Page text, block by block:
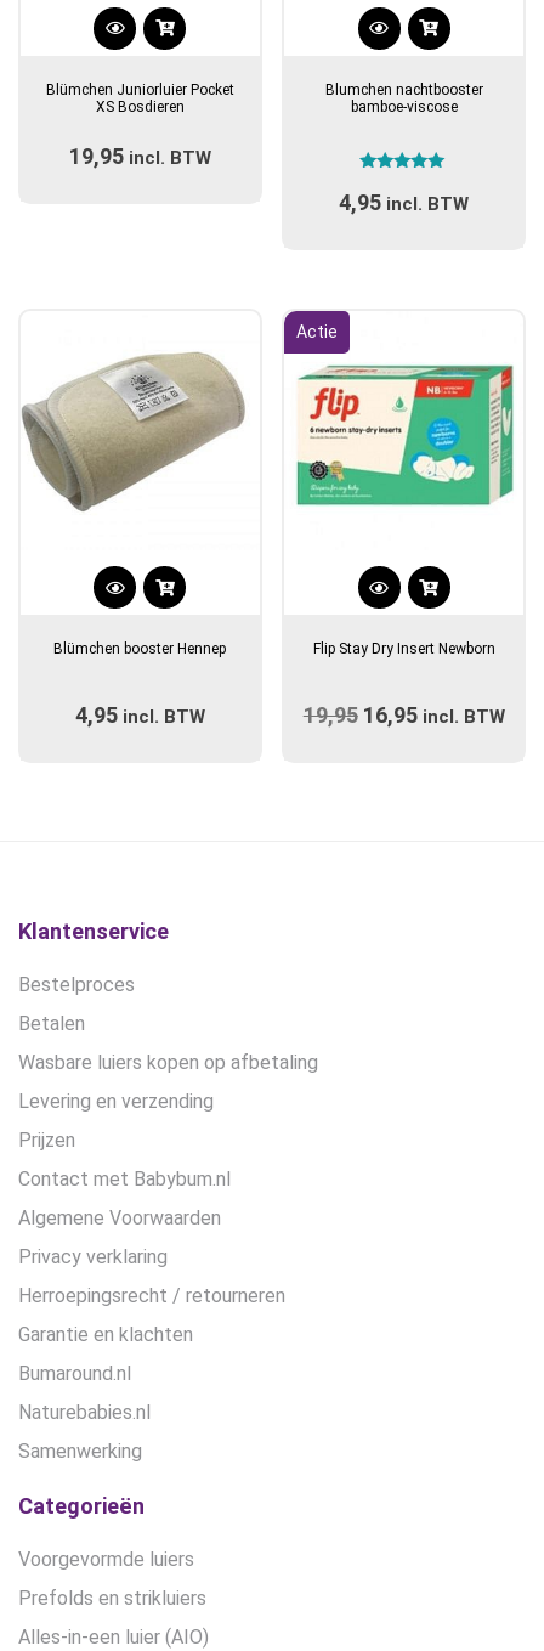
Blümchen Juniorluier Pocket
XS Bosdieren
19,95 incl. BTW
Blumchen nachtbooster
bamboe-viscose
5.00
uit 5
4,95 incl. BTW
Blümchen booster Hennep
4,95 incl. BTW
Actie
Dit
heeft
variaties.
Flip Stay Dry Insert Newborn
19,95 Oorspronkelijke
16,95Huidige
incl. BTW
Klantenservice
Bestelproces
Betalen
Wasbare luiers kopen op afbetaling
Levering en verzending
Prijzen
Contact met Babybum.nl
Algemene Voorwaarden
Privacy verklaring
Herroepingsrecht / retourneren
Garantie en klachten
Bumaround.nl
Naturebabies.nl
Samenwerking
Categorieën
Voorgevormde luiers
Prefolds en strikluiers
Alles-in-een luier (AIO)